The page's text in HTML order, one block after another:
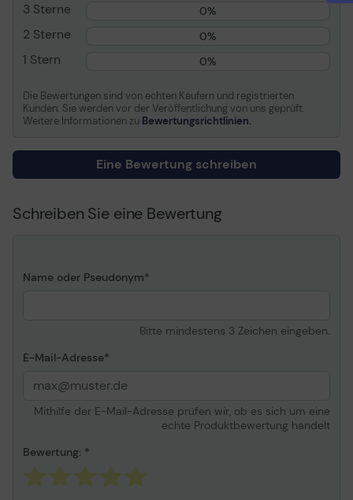
Allgemein
Typ
USB-Verlängerungskabel
American Wire Gauge
(AWG)
24/28
Anschlüsse
Länge
5 m
Verschiedenes
Kennzeichnung
3 Sterne 0%
2 Sterne 0%
1 Stern 0%
Die Bewertungen sind von echten Käufern und registrierten
Kunden. Sie werden vor der Veröffentlichung von uns geprüft.
Weitere Informationen zu Bewertungsrichtlinien.
Eine Bewertung schreiben
Schreiben Sie eine Bewertung
Name oder Pseudonym
Bitte mindestens 3 Zeichen eingeben.
E-Mail-Adresse
Mithilfe der E-Mail-Adresse prüfen wir, ob es sich um eine
echte Produktbewertung handelt
Bewertung: